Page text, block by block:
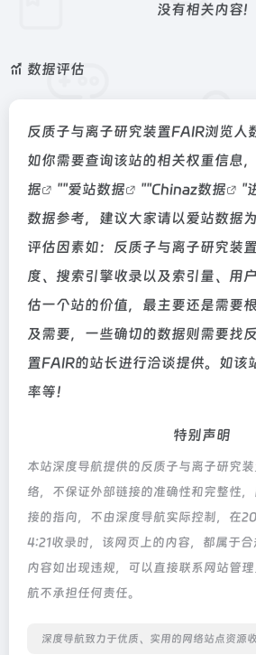
没有相关内容!
数据评估
反质子与离子研究装置FAIR浏览人
如你需要查询该站的相关权重信息
据
""爱站数据 ""Chinaz数据
"
数据参考，建议大家请以爱站数据
评估因素如：反质子与离子研究装
度、搜索引擎收录以及索引量、用
估一个站的价值，最主要还是需要
及需要，一些确切的数据则需要找
置FAIR的站长进行洽谈提供。如该
率等！
特别声明
本站深度导航提供的反质子与离子研究
络，不保证外部链接的准确性和完整性
接的指向，不由深度导航实际控制，在
4:21收录时，该网页上的内容，都属于
内容如出现违规，可以直接联系网站管
航不承担任何责任。
深度导航致力于优质、实用的网络站点资源收